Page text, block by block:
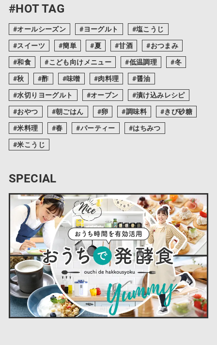
#HOT TAG
オールシーズン ヨーグルト
塩こうじ
スイーツ
簡単 夏 甘酒
おつまみ
和食
こども向けメニュー 低温調理
冬
秋
酢 味噌 肉料理
醤油
水切りヨーグルト
オーブン
漬け込みレシピ
おやつ
朝ごはん 卵 調味料
きび砂糖
米料理
春 パーティー
はちみつ
米こうじ
SPECIAL